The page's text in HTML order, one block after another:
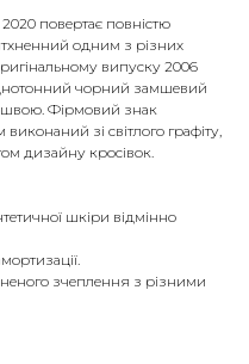
повертає повністю
одним з різних
випуску 2006
чорний замшевий
Фірмовий знак
зі світлого графіту,
дизайну кросівок.
шкіри відмінно
зчеплення з різними